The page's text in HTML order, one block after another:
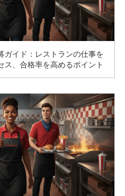
ガイド：レストランの仕事を
ス、合格率を高めるポイント